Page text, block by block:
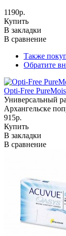
1190р.
Купить
В закладки
В сравнение
Также
Обратите
Opti-Free
Универсальный
Архангельске
915р.
Купить
В закладки
В сравнение